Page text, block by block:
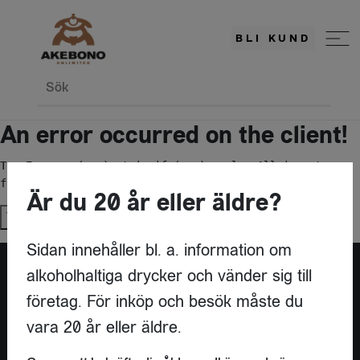
BLI KUND
Sök
An error occurred on the client!
TypeError: c(...).stringify(...).replaceAll is not a
function
Try againÄr du 20 år eller äldre?
Sidan innehåller bl. a. information om
alkoholhaltiga drycker och vänder sig till
företag. För inköp och besök måste du
vara 20 år eller äldre.